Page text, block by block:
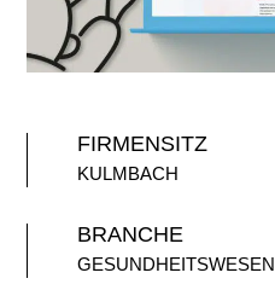
FIRMENSITZ
KULMBACH
BRANCHE
GESUNDHEITSWESEN